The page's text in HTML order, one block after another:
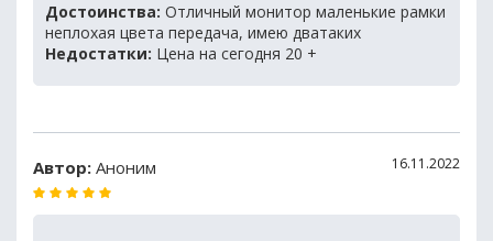
Достоинства: Отличный монитор маленькие рамки
неплохая цвета передача, имею дватаких
Недостатки: Цена на сегодня 20 +
Автор: Аноним 16.11.2022